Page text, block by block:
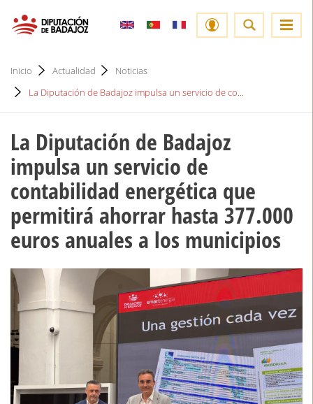
Inicio Actualidad
Noticias
La Diputación de Badajoz impulsa un servicio de co...
La Diputación de Badajoz
impulsa un servicio de
contabilidad energética que
permitirá ahorrar hasta 377.000
euros anuales a los municipios